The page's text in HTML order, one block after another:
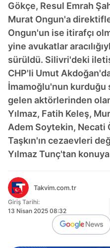
Gökçe, Resul Emrah
Murat Ongun'a
Ongun'un ise itirafçı
yine avukatlar
sürüldü. Silivri'deki
CHP'li Umut
İmamoğlu'nun kurduğu
gelen aktörlerinden
Yılmaz, Fatih Keleş,
Adem Soytekin, Necati
Taşkın'ın cezaevleri
Yılmaz Tunç'tan
Takvim.com.tr
Giriş Tarihi:
13 Nisan 2025 08:32